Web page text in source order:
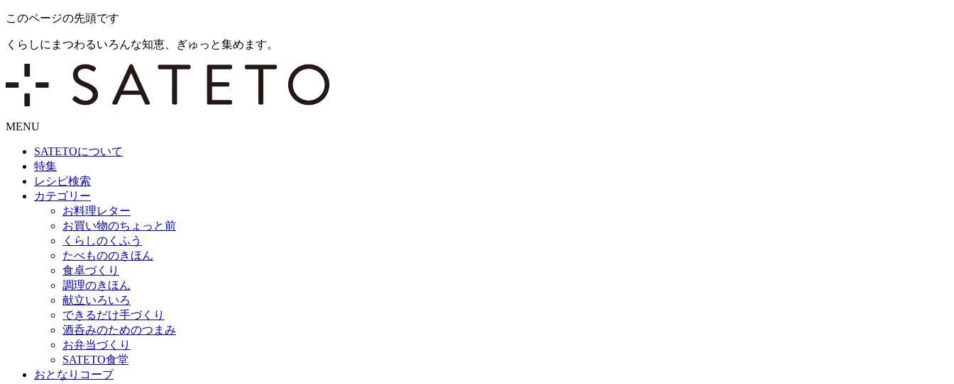
このページの先頭です
くらしにまつわるいろんな知恵、ぎゅっと集めます。
MENU
SATETOについて
特集
レシピ検索
カテゴリー
お料理レター
お買い物のちょっと前
くらしのくふう
たべもののきほん
食卓づくり
調理のきほん
献立いろいろ
できるだけ手づくり
酒呑みのためのつまみ
お弁当づくり
SATETO食堂
おとなりコープ